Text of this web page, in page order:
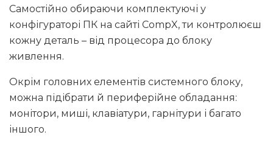
Самостійно обираючи комплектуючі у
конфігураторі ПК на сайті CompX, ти контролюєш
кожну деталь – від процесора до блоку
живлення.
Окрім головних елементів системного блоку,
можна підібрати й периферійне обладання:
монітори, миші, клавіатури, гарнітури і багато
іншого.